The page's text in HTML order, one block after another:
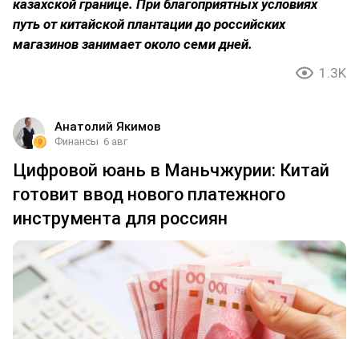
казахской границе. При благоприятных условиях
путь от китайской плантации до российских
магазинов занимает около семи дней.
1.3K
Анатолий Якимов
Финансы 6 авг
Цифровой юань в Маньчжурии: Китай
готовит ввод нового платежного
инструмента для россиян